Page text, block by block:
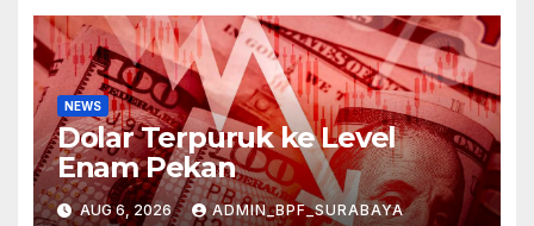
NEWS
Dolar Terpuruk ke Level
Enam Pekan
AUG 6, 2026 ADMIN_BPF_SURABAYA